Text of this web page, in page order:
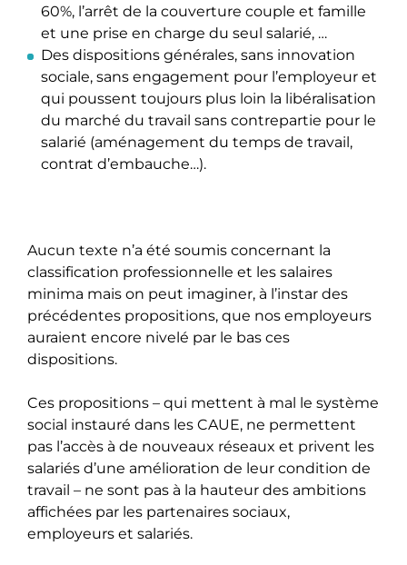
60%, l’arrêt de la couverture couple et famille
et une prise en charge du seul salarié, …
Des dispositions générales, sans innovation
sociale, sans engagement pour l’employeur et
qui poussent toujours plus loin la libéralisation
du marché du travail sans contrepartie pour le
salarié (aménagement du temps de travail,
contrat d’embauche…).
Aucun texte n’a été soumis concernant la
classification professionnelle et les salaires
minima mais on peut imaginer, à l’instar des
précédentes propositions, que nos employeurs
auraient encore nivelé par le bas ces
dispositions.
Ces propositions – qui mettent à mal le système
social instauré dans les CAUE, ne permettent
pas l’accès à de nouveaux réseaux et privent les
salariés d’une amélioration de leur condition de
travail – ne sont pas à la hauteur des ambitions
affichées par les partenaires sociaux,
employeurs et salariés.